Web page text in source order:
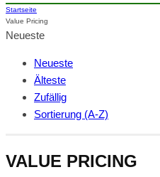
Startseite
Value Pricing
Neueste
Neueste
Älteste
Zufällig
Sortierung (A-Z)
VALUE PRICING